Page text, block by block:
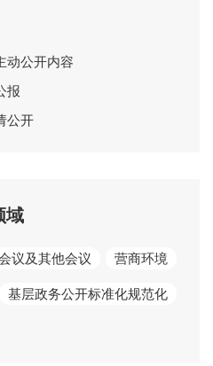
动公开内容
报
公开
域
议及其他会议 营商环境
基层政务公开标准化规范化